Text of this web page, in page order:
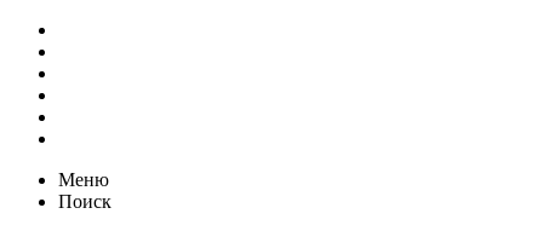
Меню
Поиск